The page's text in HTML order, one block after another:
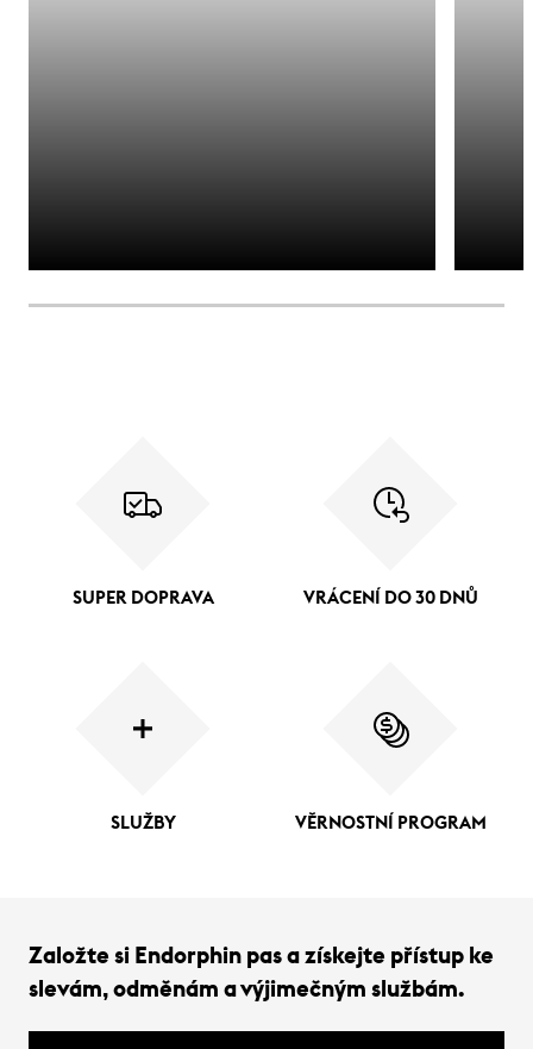
SUPER DOPRAVA VRÁCENÍ DO 30 DNŮ
SLUŽBY VĚRNOSTNÍ PROGRAM
Založte si Endorphin pas a získejte přístup ke
slevám, odměnám a výjimečným službám.